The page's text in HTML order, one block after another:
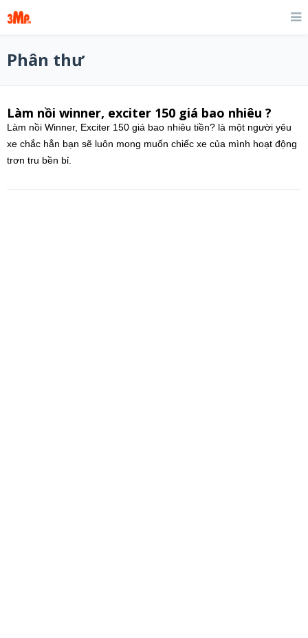
Phân thư
Làm nồi winner, exciter 150 giá bao nhiêu ?
Làm nồi Winner, Exciter 150 giá bao nhiêu tiền? là một người yêu
xe chắc hẳn bạn sẽ luôn mong muốn chiếc xe của mình hoạt động
trơn tru bền bỉ.